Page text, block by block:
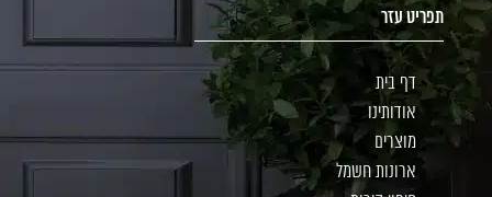
תפריט עזר
דף בית
אודותינו
מוצרים
ארונות חשמל